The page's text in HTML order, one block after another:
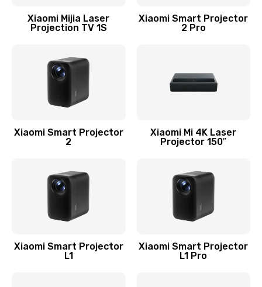
Xiaomi Mijia Laser
Projection TV 1S
Xiaomi Smart Projector
2 Pro
Xiaomi Smart Projector
2
Xiaomi Mi 4K Laser
Projector 150″
Xiaomi Smart Projector
L1
Xiaomi Smart Projector
L1 Pro